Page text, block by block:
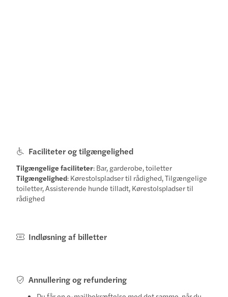
Faciliteter og tilgængelighed
Tilgængelige faciliteter: Bar, garderobe, toiletter
Tilgængelighed: Kørestolspladser til rådighed, Tilgængelige
toiletter, Assisterende hunde tilladt, Kørestolspladser til
rådighed
Indløsning af billetter
Annullering og refundering